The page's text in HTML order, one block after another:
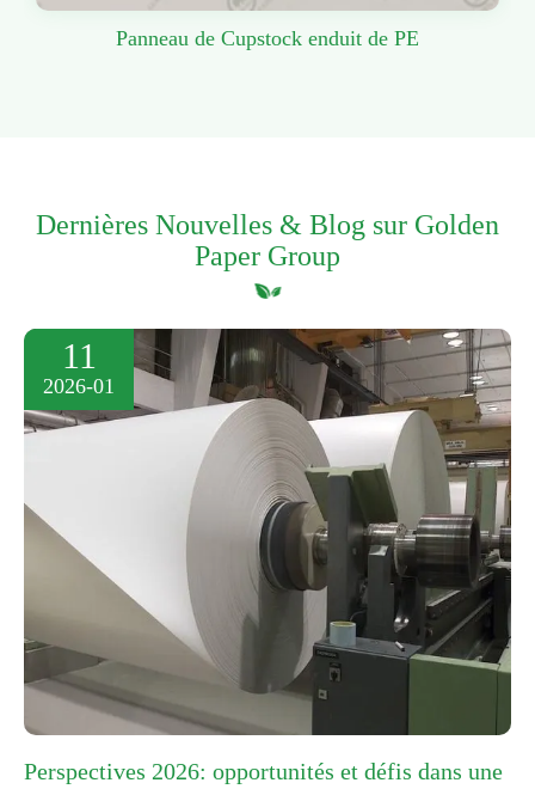
Panneau de Cupstock enduit de PE
Dernières Nouvelles & Blog sur Golden
Paper Group
11
2026-01
Perspectives 2026: opportunités et défis dans une